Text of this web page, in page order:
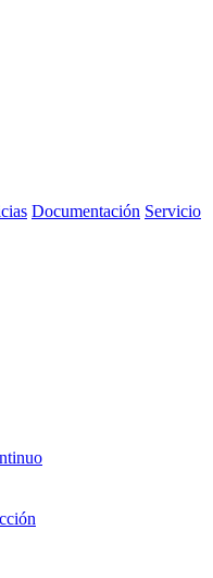
Documentación Servicio